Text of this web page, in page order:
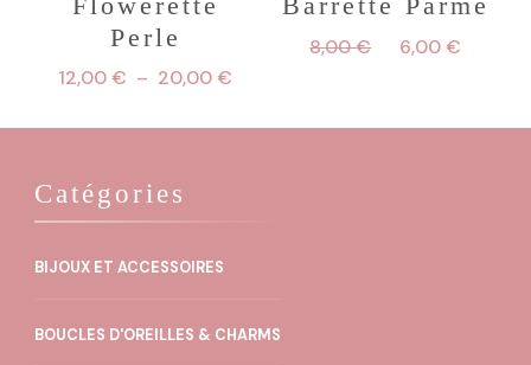
Perle
12,00€ – 20,00€
prix :
a
plusieurs
variations.
options
8,00€
Le
était :
6,00€
est :
Catégories
BIJOUX ET ACCESSOIRES
BOUCLES D'OREILLES & CHARMS